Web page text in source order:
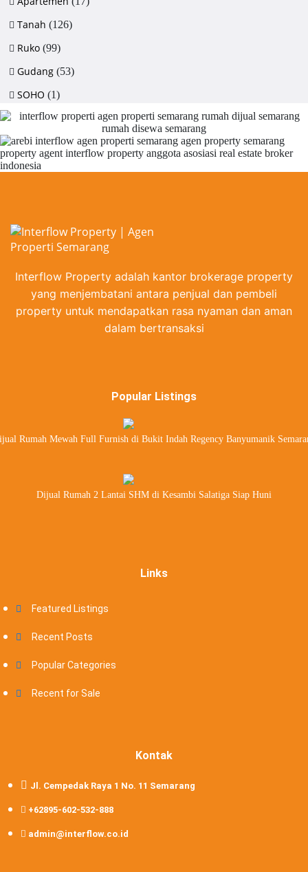
Tanah (126)
Ruko (99)
Gudang (53)
SOHO (1)
Interflow Property adalah kantor brokerage property
yang menjembatani antara penjual dan pembeli
property untuk mendapatkan rasa nyaman dan aman
dalam bertransaksi
Popular Listings
Rumah Mewah Full Furnish di Bukit Indah Regency Banyumanik
Dijual Rumah 2 Lantai SHM di Kesambi Salatiga Siap Huni
Links
Featured Listings
Recent Posts
Popular Categories
Recent for Sale
Kontak
Jl. Cempedak Raya 1 No. 11 Semarang
+62895-602-532-888
admin@interflow.co.id